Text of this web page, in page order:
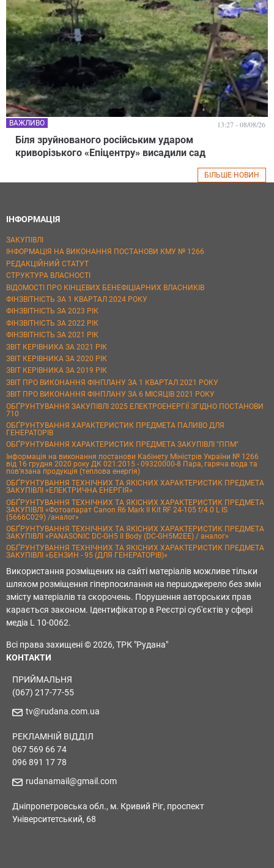
Біля зруйнованого російським ударом
криворізького «Епіцентру» висадили сад
ВАЖЛИВО 13:27 - 08/08/26
БІЛЬШЕ НОВИН
ІНФОРМАЦІЯ
ЗАКУПІВЛІ
ІНФОРМАЦІЯ НА ВИКОНАННЯ ПОСТАНОВИ КМУ № 1266
РЕДАКЦІЙНИЙ СТАТУТ
СТРУКТУРА ВЛАСНОСТІ
ВІДОМОСТІ ПРО КІНЦЕВИХ БЕНЕФІЦІАРНИХ ВЛАСНИКІВ
ФІНЗВІТНІСТЬ ЗА 1 КВАРТАЛ 2024 РОКУ
ФІНЗВІТНІСТЬ ЗА 2023 РІК
ФІНЗВІТНІСТЬ ЗА 2022 РІК
ФІНЗВІТНІСТЬ ЗА 2021 РІК
ЗВІТ КЕРІВНИКА ЗА 2021 РІК
ЗВІТ КЕРІВНИКА ЗА 2020 РІК
ЗВІТ КЕРІВНИКА ЗА 2019 РІК
ЗВІТ ПРО ВИКОНАННЯ ФІНПЛАНУ ЗА 1 КВАРТАЛ 2021 РОКУ
ЗВІТ ПРО ВИКОНАННЯ ФІНПЛАНУ ЗА 6 МІСЯЦІВ 2021 РОКУ
ОБҐРУНТУВАННЯ ЗАКУПІВЛІ 2025 ЕЛЕКТРОЕНЕРГІЇ ЗГІДНО ПОСТАНОВИ
710
ОБҐРУНТУВАННЯ ХАРАКТЕРИСТИК ПРЕДМЕТА ПАЛИВО ДЛЯ
ГЕНЕРАТОРІВ
ОБҐРУНТУВАННЯ ХАРАКТЕРИСТИК ПРЕДМЕТА ЗАКУПІВЛІ "ППМ"
Інформація на виконання постанови Кабінету Міністрів України № 1266
від 16 грудня 2020 року ДК 021:2015 - 09320000-8 Пара, гаряча вода та
пов’язана продукція (теплова енергія)
ОБҐРУНТУВАННЯ ТЕХНІЧНИХ ТА ЯКІСНИХ ХАРАКТЕРИСТИК ПРЕДМЕТА
ЗАКУПІВЛІ «ЕЛЕКТРИЧНА ЕНЕРГІЯ»
ОБҐРУНТУВАННЯ ТЕХНІЧНИХ ТА ЯКІСНИХ ХАРАКТЕРИСТИК ПРЕДМЕТА
ЗАКУПІВЛІ «Фотоапарат Canon R6 Mark II Kit RF 24-105 f/4.0 L IS
(5666C029) /аналог»
ОБҐРУНТУВАННЯ ТЕХНІЧНИХ ТА ЯКІСНИХ ХАРАКТЕРИСТИК ПРЕДМЕТА
ЗАКУПІВЛІ «PANASONIC DC-GH5 II Body (DC-GH5M2EE) / аналог»
ОБҐРУНТУВАННЯ ТЕХНІЧНИХ ТА ЯКІСНИХ ХАРАКТЕРИСТИК ПРЕДМЕТА
ЗАКУПІВЛІ «БЕНЗИН - 95 (ДЛЯ ГЕНЕРАТОРІВ)»
Використання розміщених на сайті матеріалів можливе тільки
шляхом розміщення гіперпосилання на першоджерело без змін
змісту матеріалів та скорочень. Порушення авторських прав
карається законом. Ідентифікатор в Реєстрі суб'єктів у сфері
медіа L 10-0062.
Всі права захищені © 2026, ТРК "Рудана"
КОНТАКТИ
ПРИЙМАЛЬНЯ
(067) 217-77-55
tv@rudana.com.ua
РЕКЛАМНІЙ ВІДДІЛ
067 569 66 74
096 891 17 78
rudanamail@gmail.com
Дніпропетровська обл., м. Кривий Ріг, проспект
Університетський, 68